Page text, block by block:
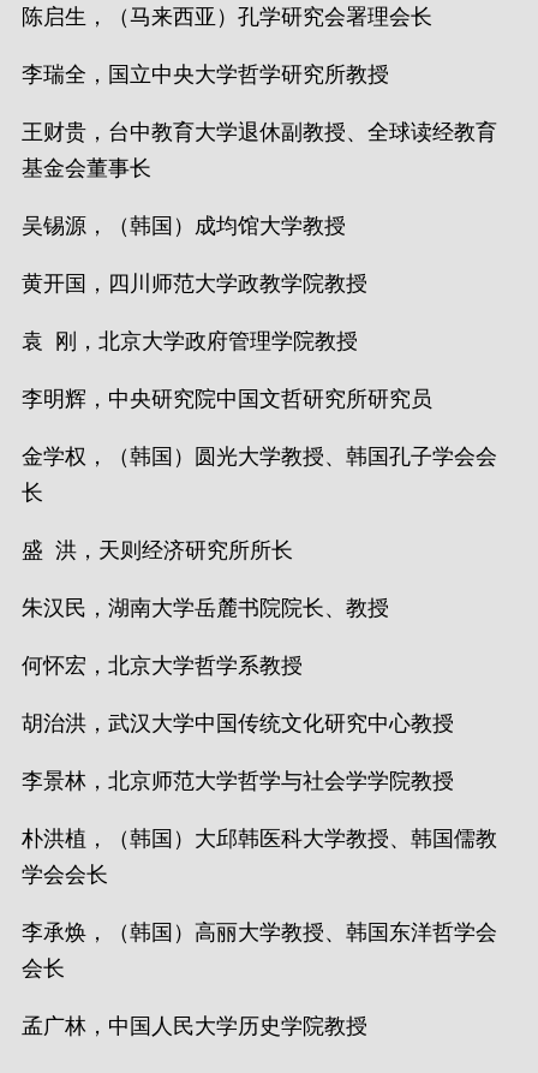
陈启生，（马来西亚）孔学研究会署理会长
李瑞全，国立中央大学哲学研究所教授
王财贵，台中教育大学退休副教授、全球读经教育
基金会董事长
吴锡源，（韩国）成均馆大学教授
黄开国，四川师范大学政教学院教授
袁 刚，北京大学政府管理学院教授
李明辉，中央研究院中国文哲研究所研究员
金学权，（韩国）圆光大学教授、韩国孔子学会会
长
盛 洪，天则经济研究所所长
朱汉民，湖南大学岳麓书院院长、教授
何怀宏，北京大学哲学系教授
胡治洪，武汉大学中国传统文化研究中心教授
李景林，北京师范大学哲学与社会学学院教授
朴洪植，（韩国）大邱韩医科大学教授、韩国儒教
学会会长
李承焕，（韩国）高丽大学教授、韩国东洋哲学会
会长
孟广林，中国人民大学历史学院教授